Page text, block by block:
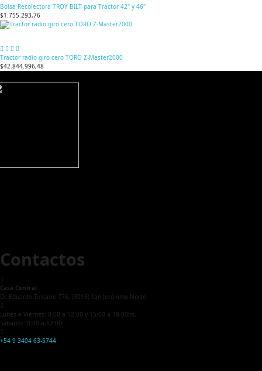
Bolsa Recolectora TROY BILT para Tractor 42" y 46"
$1.755.293,76
Tractor radio giro cero TORO Z-Master2000
$42.844.996,48
Contactos
Casa Central
Dr. Eduardo Teisaire 776, (3015) San Jerónimo Norte
Lunes a Viernes: 8:00 a 12:00 y 15:00 a 19:00hs.
Sábados: 8:00 a 12:00.
+54 9 3404 63-5744